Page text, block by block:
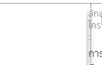
ลั
โค
:
กา